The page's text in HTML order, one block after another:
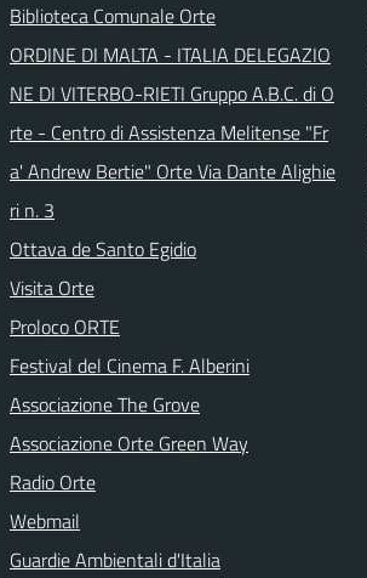
Biblioteca Comunale Orte
ORDINE DI MALTA - ITALIA DELEGAZIO
NE DI VITERBO-RIETI Gruppo A.B.C. di O
rte - Centro di Assistenza Melitense "Fr
a' Andrew Bertie" Orte Via Dante Alighie
ri n. 3
Ottava de Santo Egidio
Visita Orte
Proloco ORTE
Festival del Cinema F. Alberini
Associazione The Grove
Associazione Orte Green Way
Radio Orte
Webmail
Guardie Ambientali d'Italia